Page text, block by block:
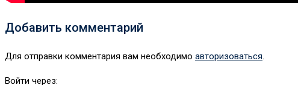
Добавить комментарий
Для отправки комментария вам необходимо авторизоваться
Войти через: